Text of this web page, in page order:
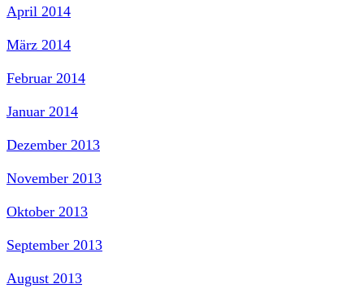
April 2014
März 2014
Februar 2014
Januar 2014
Dezember 2013
November 2013
Oktober 2013
September 2013
August 2013